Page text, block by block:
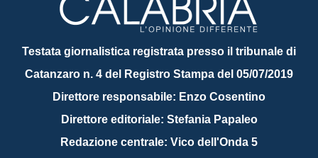
Testata giornalistica registrata presso il tribunale di
Catanzaro n. 4 del Registro Stampa del 05/07/2019
Direttore responsabile: Enzo Cosentino
Direttore editoriale: Stefania Papaleo
Redazione centrale: Vico dell'Onda 5